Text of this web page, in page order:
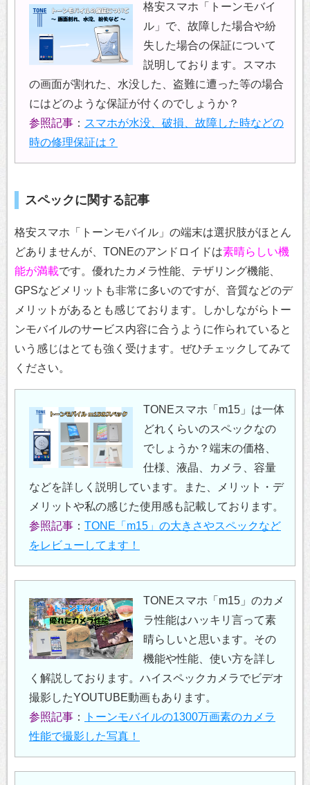
格安スマホ「トーンモバイ
ル」で、故障した場合や紛
失した場合の保証について
説明しております。スマホ
の画面が割れた、水没した、盗難に遭った等の場合
にはどのような保証が付くのでしょうか？
参照記事 ： スマホが水没、破損、故障した時などの
時の修理保証は？
スペックに関する記事
格安スマホ「トーンモバイル」の端末は選択肢がほとん
どありませんが、TONEのアンドロイドは素晴らしい機
能が満載です。優れたカメラ性能、テザリング機能、
GPSなどメリットも非常に多いのですが、音質などのデ
メリットがあるとも感じております。しかしながらトー
ンモバイルのサービス内容に合うように作られていると
いう感じはとても強く受けます。ぜひチェックしてみて
ください。
TONEスマホ「m15」は一体
どれくらいのスペックなの
でしょうか？端末の価格、
仕様、液晶、カメラ、容量
などを詳しく説明しています。また、メリット・デ
メリットや私の感じた使用感も記載しております。
参照記事 ： TONE「m15」の大きさやスペックなど
をレビューしてます！
TONEスマホ「m15」のカメ
ラ性能はハッキリ言って素
晴らしいと思います。その
機能や性能、使い方を詳し
く解説しております。ハイスペックカメラでビデオ
撮影したYOUTUBE動画もあります。
参照記事 ：
トーンモバイルの1300万画素のカメラ
性能で撮影した写真！